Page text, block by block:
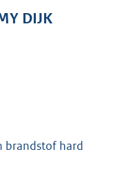
DIJK
brandstof hard